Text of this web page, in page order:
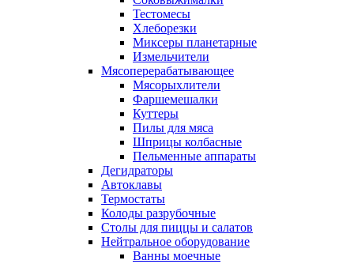
Тестомесы
Хлеборезки
Миксеры планетарные
Измельчители
Мясоперерабатывающее
Мясорыхлители
Фаршемешалки
Куттеры
Пилы для мяса
Шприцы колбасные
Пельменные аппараты
Дегидраторы
Автоклавы
Термостаты
Колоды разрубочные
Столы для пиццы и салатов
Нейтральное оборудование
Ванны моечные